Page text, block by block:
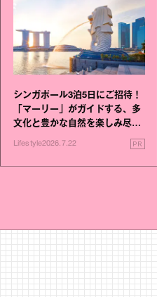
シンガポール3泊5日にご招待！
「マーリー」がガイドする、多
文化と豊かな自然を楽しみ尽く
Lifestyle2026.7.22 PR